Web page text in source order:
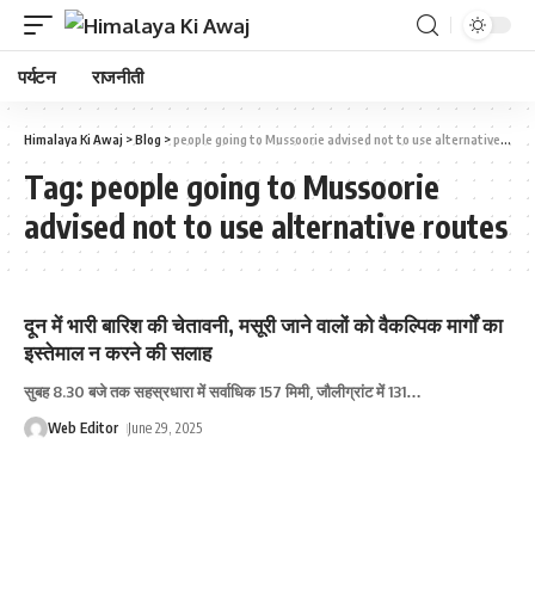
पर्यटन राजनीती
Himalaya Ki Awaj >Blog >people going to Mussoorie advised not to use alternative routes
Tag: people going to Mussoorie
advised not to use alternative routes
दून में भारी बारिश की चेतावनी, मसूरी जाने वालों को वैकल्पिक मार्गों का
इस्‍तेमाल न करने की सलाह
सुबह 8.30 बजे तक सहस्रधारा में सर्वाधिक 157 मिमी, जौलीग्रांट में 131…
Web Editor June 29, 2025